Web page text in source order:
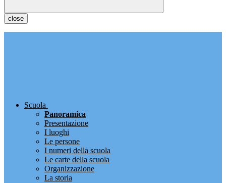
close
Scuola
Panoramica
Presentazione
I luoghi
Le persone
I numeri della scuola
Le carte della scuola
Organizzazione
La storia